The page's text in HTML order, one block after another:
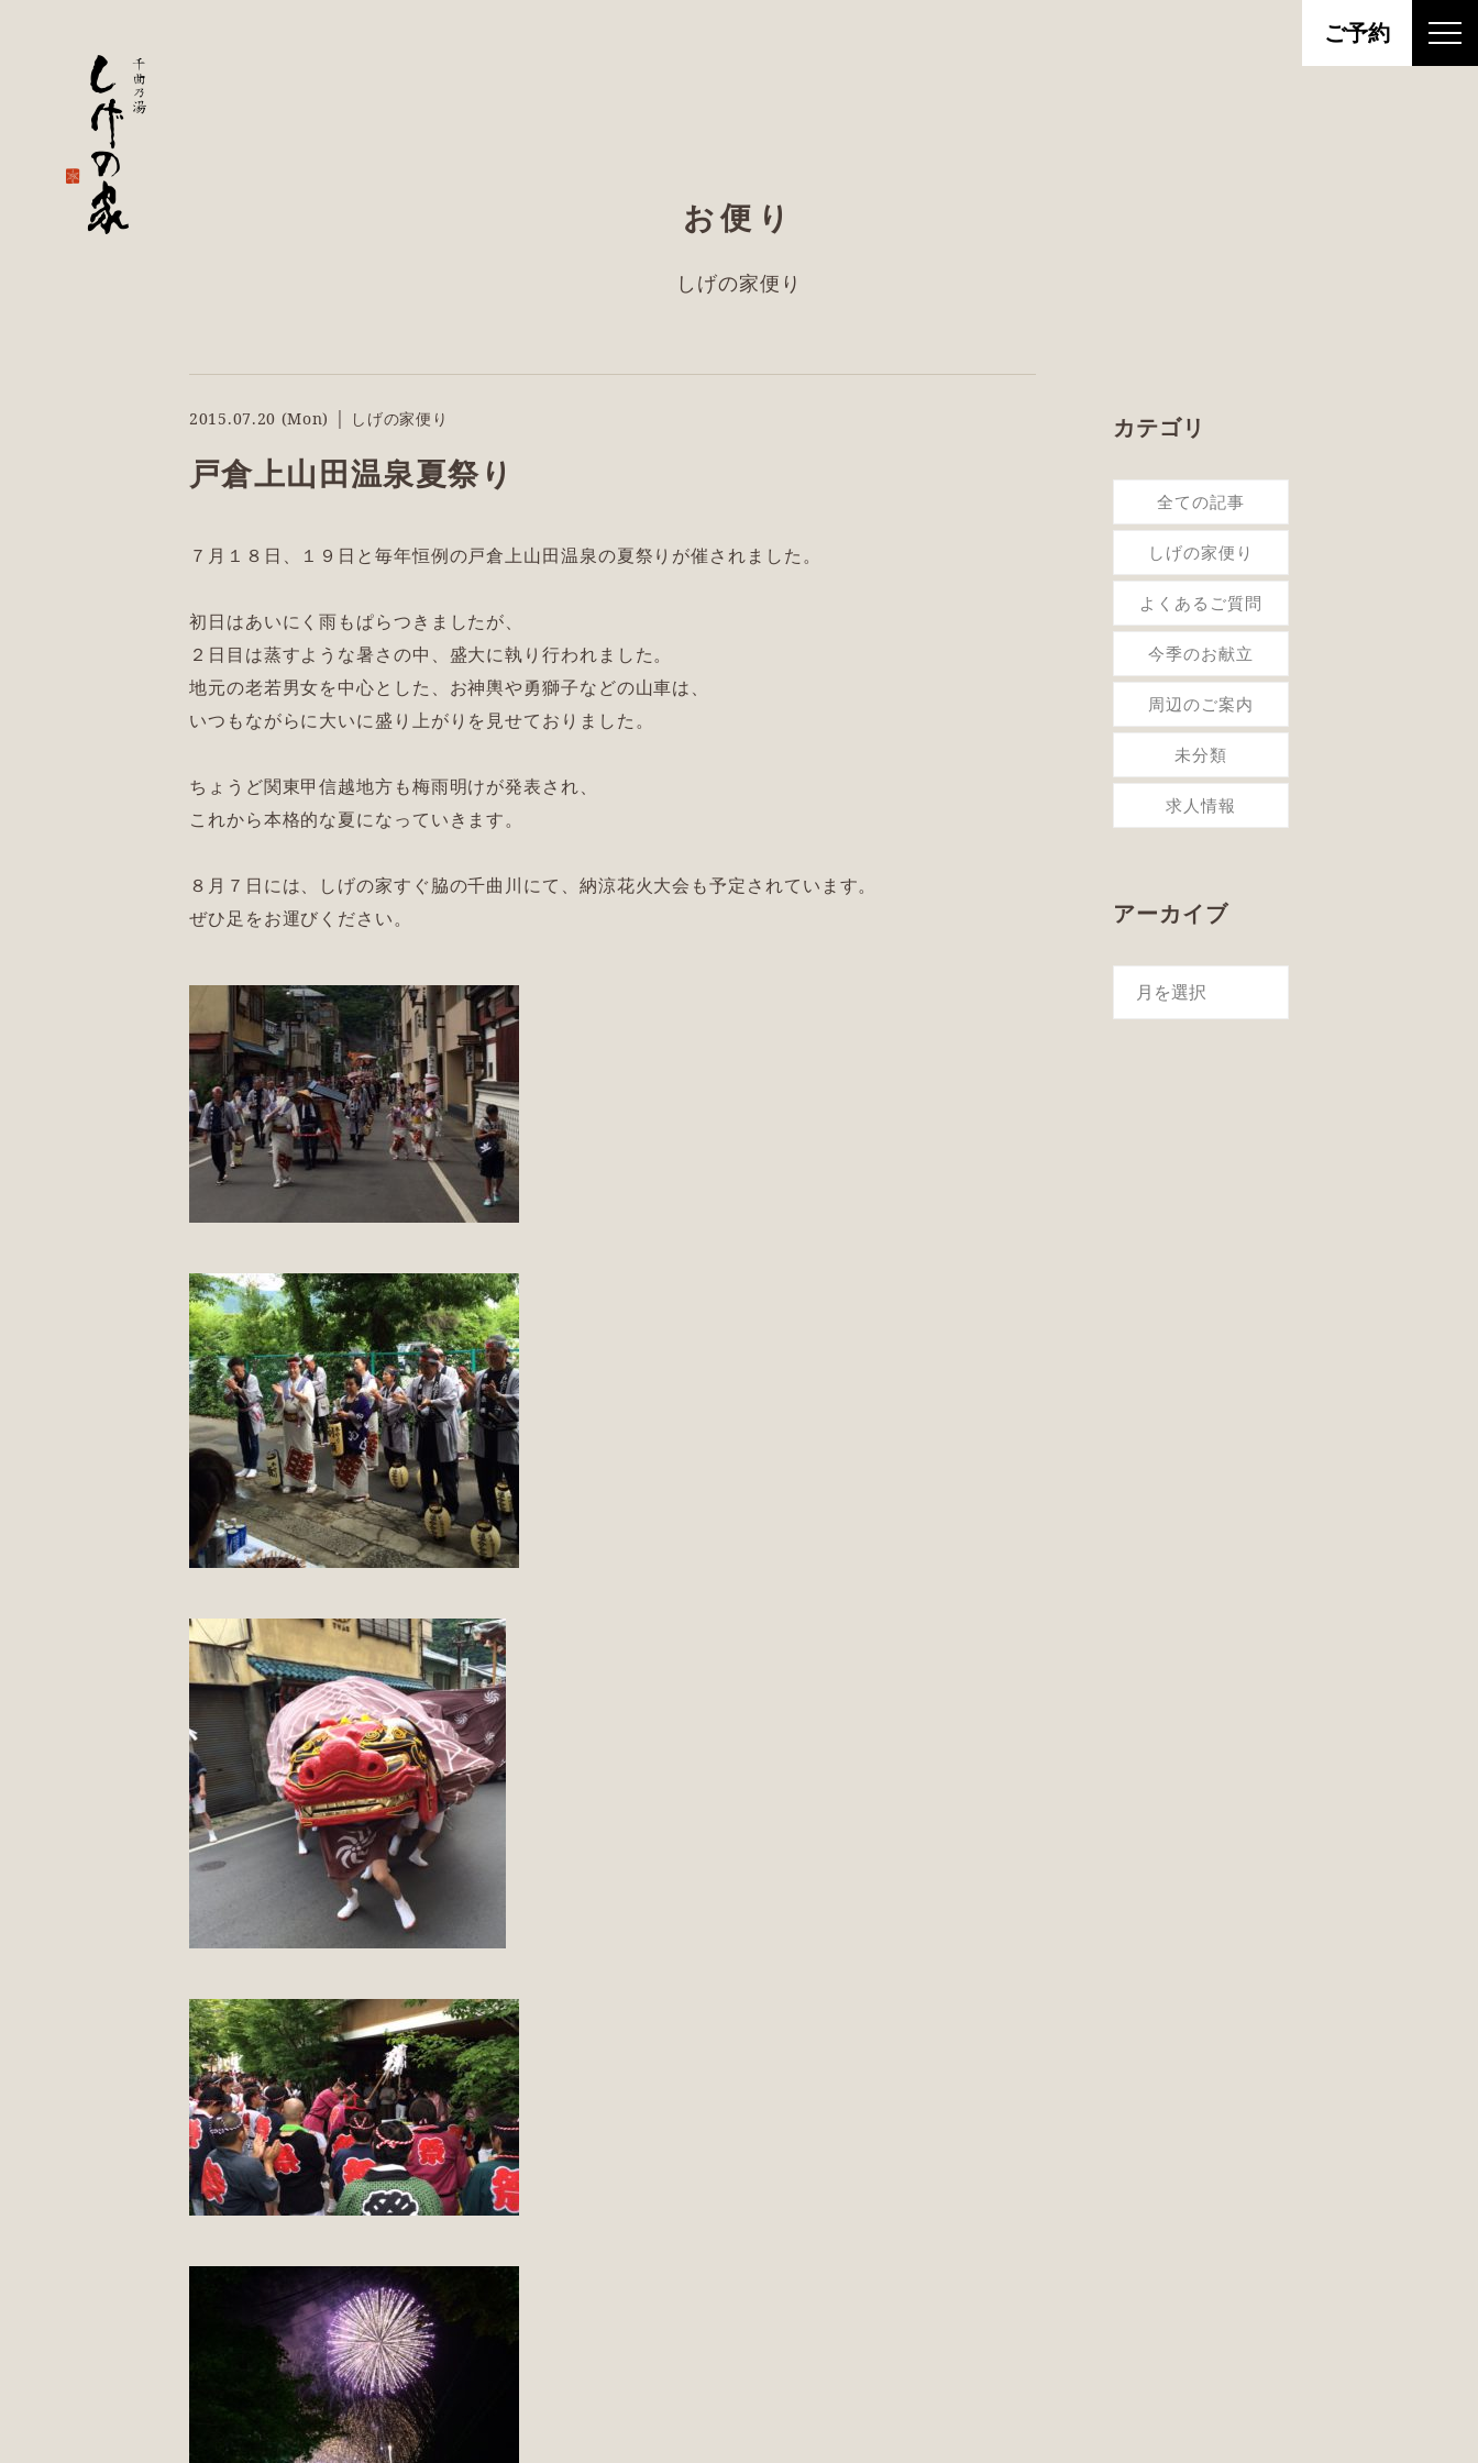
ご予約
お便り
しげの家便り
2015.07.20 (Mon) │ しげの家便り
戸倉上山田温泉夏祭り
７月１８日、１９日と毎年恒例の戸倉上山田温泉の夏祭りが催されました。
初日はあいにく雨もぱらつきましたが、
２日目は蒸すような暑さの中、盛大に執り行われました。
地元の老若男女を中心とした、お神輿や勇獅子などの山車は、
いつもながらに大いに盛り上がりを見せておりました。
ちょうど関東甲信越地方も梅雨明けが発表され、
これから本格的な夏になっていきます。
８月７日には、しげの家すぐ脇の千曲川にて、納涼花火大会も予定されています。
ぜひ足をお運びください。
カテゴリ
全ての記事
しげの家便り
よくあるご質問
今季のお献立
周辺のご案内
未分類
求人情報
アーカイブ